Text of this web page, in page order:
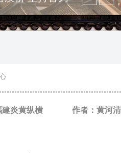
澳侨 坚持古为
炎黄纵横 作者：黄河清